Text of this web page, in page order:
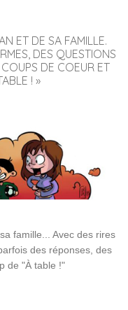
ET DE SA FAMILLE.
DES QUESTIONS
DE COEUR ET
! »
famille... Avec des rires
des réponses, des
de "À table !"